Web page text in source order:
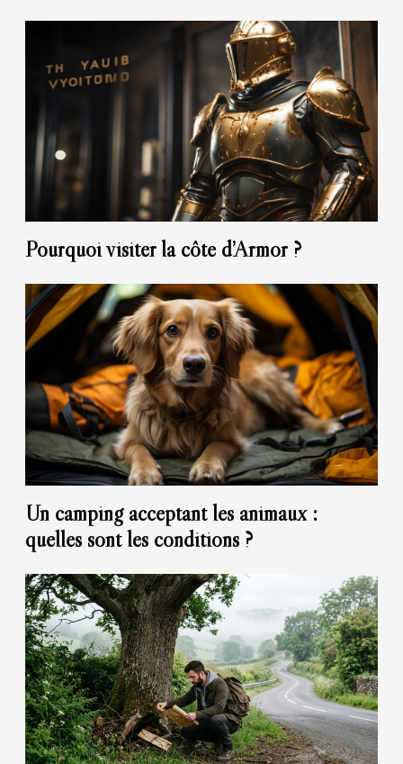
Pourquoi visiter la côte d’Armor ?
Un camping acceptant les animaux :
quelles sont les conditions ?